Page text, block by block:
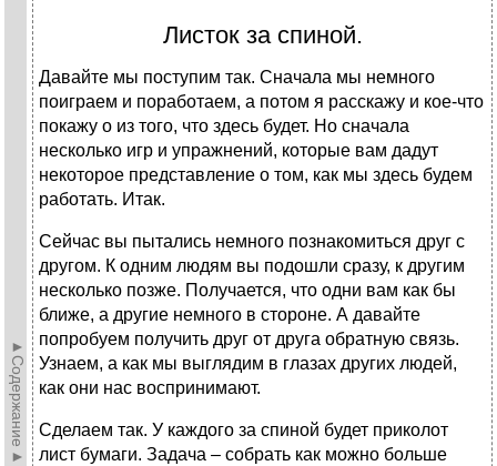
►Содержание►
Листок за спиной.
Давайте мы поступим так. Сначала мы немного
поиграем и поработаем, а потом я расскажу и кое-что
покажу о из того, что здесь будет. Но сначала
несколько игр и упражнений, которые вам дадут
некоторое представление о том, как мы здесь будем
работать. Итак.
Сейчас вы пытались немного познакомиться друг с
другом. К одним людям вы подошли сразу, к другим
несколько позже. Получается, что одни вам как бы
ближе, а другие немного в стороне. А давайте
попробуем получить друг от друга обратную связь.
Узнаем, а как мы выглядим в глазах других людей,
как они нас воспринимают.
Сделаем так. У каждого за спиной будет приколот
лист бумаги. Задача – собрать как можно больше